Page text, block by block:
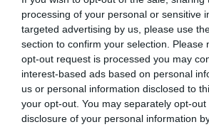
processing of your personal or sensitive
targeted advertising by us, please use
section to confirm your selection. Please
opt-out request is processed you may
interest-based ads based on personal
us or personal information disclosed to
your opt-out. You may separately opt-
disclosure of your personal information